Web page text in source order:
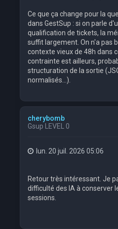
Ce que ça change pour la
dans GestSup : si on parle
qualification de tickets, la
suffit largement. On n'a pas
contexte vieux de 48h dans
contrainte est ailleurs,
structuration de la sortie
normalisés...).
cherybomb
Gsup LEVEL 0
lun. 20 juil. 2026 05:06
Retour très intéressant. Je
difficulté des IA à conserver
sessions.